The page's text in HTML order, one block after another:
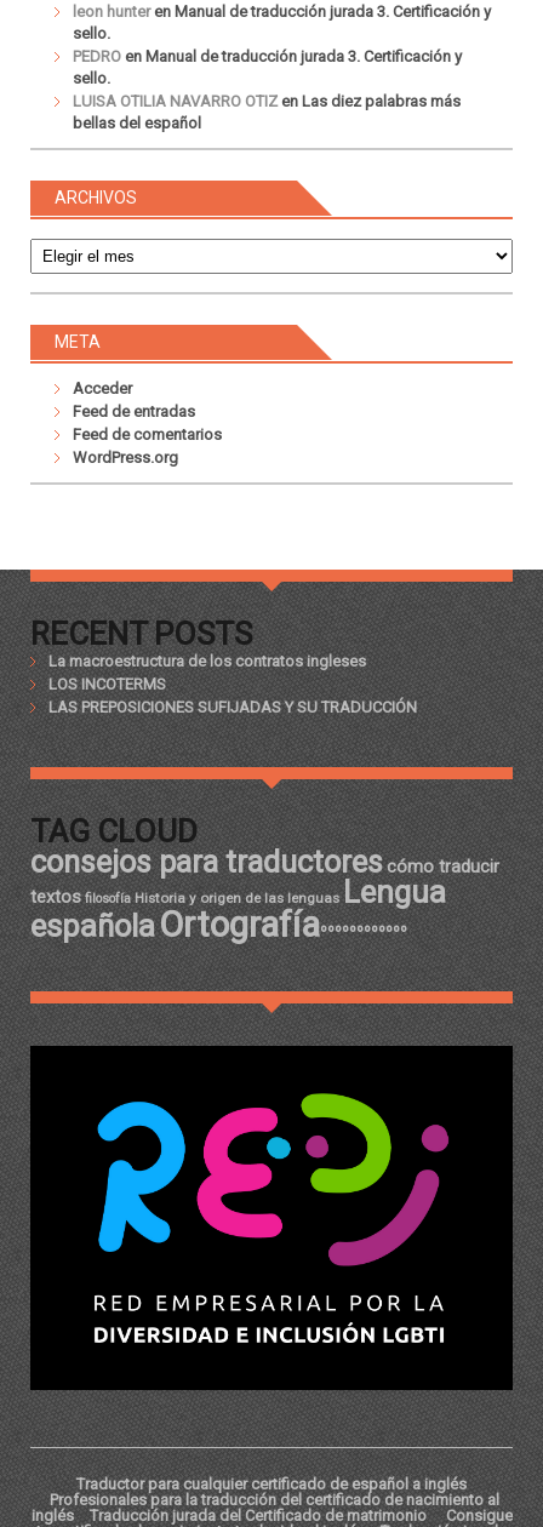
leon hunteren Manual de traducción jurada 3. Certificación y
sello.
PEDRO en Manual de traducción jurada 3. Certificación y
sello.
LUISA OTILIA NAVARRO OTIZ en Las diez palabras más
bellas del español
ARCHIVOS
META
Acceder
Feed de entradas
Feed de comentarios
WordPress.org
RECENT POSTS
La macroestructura de los contratos ingleses
LOS INCOTERMS
LAS PREPOSICIONES SUFIJADAS Y SU TRADUCCIÓN
TAG CLOUD
consejos para traductorescómo traducir
textos filosofía Historia y origen de las lenguas Lengua
españolaOrtografíaºººººººººººº
Traductor para cualquier certificado de español a inglés
Profesionales para la traducción del certificado de nacimiento al
inglés
Traducción jurada del Certificado de matrimonio
Consigue